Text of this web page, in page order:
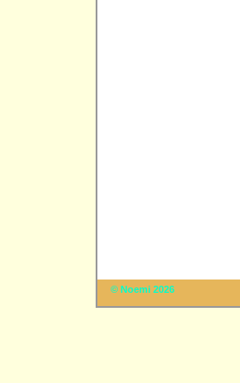
© Noemi 2026